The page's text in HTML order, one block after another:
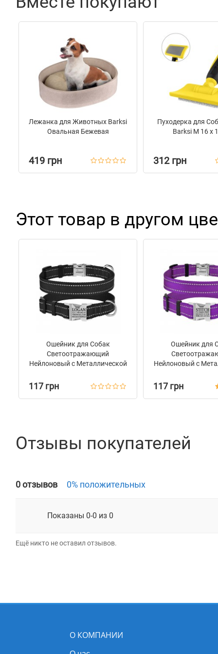
Серый
Лежанка для Животных Barksi
Овальная Бежевая
419 грн
Пуходерка для
Barksi M 16 х
312 грн
Этот товар в другом
Ошейник для Собак
Светоотражающий
Нейлоновый с Металлической
117 грн
Ошейник для
Нейлоновый с
117 грн
Отзывы покупателей
0 отзывов 0% положительных
Показаны 0-0 из 0
Ещё никто не оставил отзывов.
О КОМПАНИИ